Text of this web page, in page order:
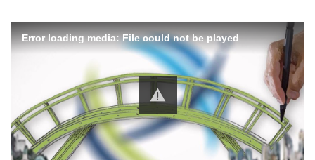
Error loading media: File could not be played